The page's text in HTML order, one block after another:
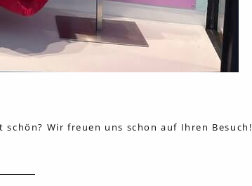
Wir freuen uns schon auf Ihren Besuch!